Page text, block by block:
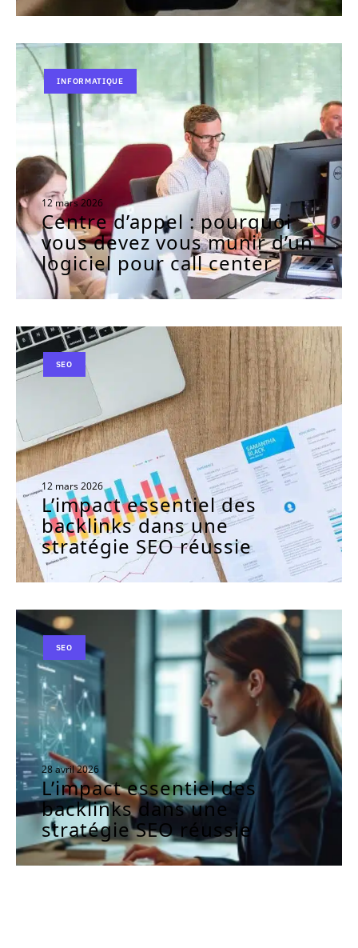
INFORMATIQUE
12 mars 2026
Centre d’appel : pourquoi
vous devez vous munir d’un
logiciel pour call center
SEO
12 mars 2026
L’impact essentiel des
backlinks dans une
stratégie SEO réussie
SEO
28 avril 2026
L’impact essentiel des
backlinks dans une
stratégie SEO réussie